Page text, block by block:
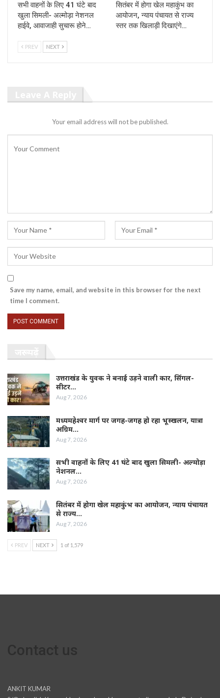
सभी वाहनों के लिए 41 घंटे बाद
खुला सिमली- अल्मोड़ा नेशनल
हाईवे, आवाजाही सुचारू होने…
सितंबर में होगा खेल महाकुंभ का
आयोजन, न्याय पंचायत से राज्य
स्तर तक खिलाड़ी दिखाएंगे…
PREV NEXT
Your email address will not be published.
Save my name, email, and website in this browser for the next
time I comment.
उत्तराखंड के युवक ने बनाई उड़ने वाली कार, सिंगल-
सीटर…
Aug 7, 2026
मध्यमहेश्वर मार्ग पर जगह-जगह हो रहा भूस्खलन, यात्रा
अग्रिम…
Aug 7, 2026
सभी वाहनों के लिए 41 घंटे बाद खुला सिमली- अल्मोड़ा
नेशनल…
Aug 7, 2026
सितंबर में होगा खेल महाकुंभ का आयोजन, न्याय पंचायत
से राज्य…
Aug 7, 2026
PREV NEXT 1 of 1,579
ANKIT KUMAR